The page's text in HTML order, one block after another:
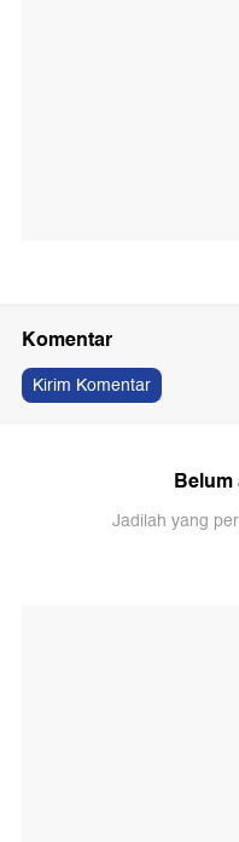
Komentar
Kirim Komentar
Belum
Jadilah yang